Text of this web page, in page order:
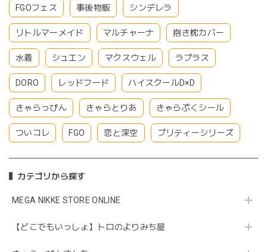
FGOフェス 事後物販 シンデレラ
リトルマーメイド マルチャーナ 抱き枕カバー
水着 シュエン マクスウェル ラプラス
DORO レッドフード ハイスクールD×D
きゃらっぴん きゃらとりあ きゃらぷくシール
ついコレ FGO 恋と深空 プリティーシリーズ
カテゴリから探す
MEGA NIKKE STORE ONLINE
【どこでもいっしょ】トロのよりみち屋